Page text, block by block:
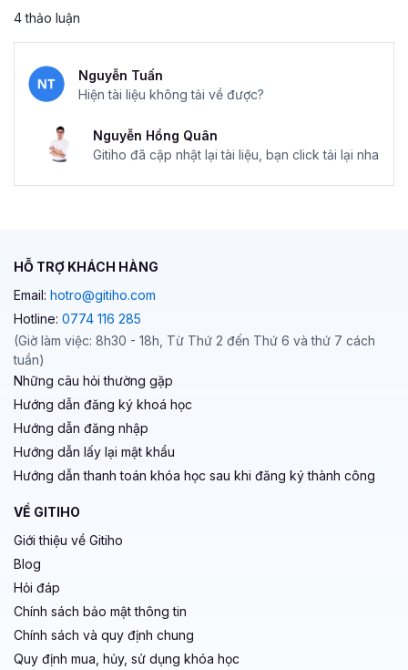
4 thảo luận
Nguyễn Tuấn
Hiện tài liệu không tải về được?
Nguyễn Hồng Quân
Gitiho đã cập nhật lại tài liệu, bạn click tải lại nha
HỖ TRỢ KHÁCH HÀNG
Email: hotro@gitiho.com
Hotline: 0774 116 285
(Giờ làm việc: 8h30 - 18h, Từ Thứ 2 đến Thứ 6 và thứ 7 cách
tuần)
Những câu hỏi thường gặp
Hướng dẫn đăng ký khoá học
Hướng dẫn đăng nhập
Hướng dẫn lấy lại mật khẩu
Hướng dẫn thanh toán khóa học sau khi đăng ký thành công
VỀ GITIHO
Giới thiệu về Gitiho
Blog
Hỏi đáp
Chính sách bảo mật thông tin
Chính sách và quy định chung
Quy định mua, hủy, sử dụng khóa học